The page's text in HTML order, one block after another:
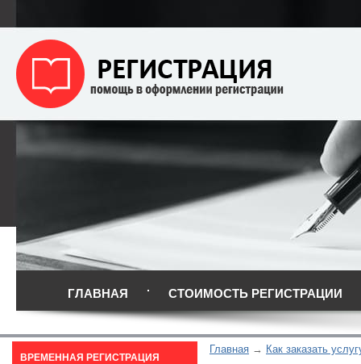
ГЛАВНАЯ СТОИМОСТЬ РЕГИСТРАЦИИ
Главная Как заказать
ВРЕМЕННАЯ РЕГИСТРАЦИЯ